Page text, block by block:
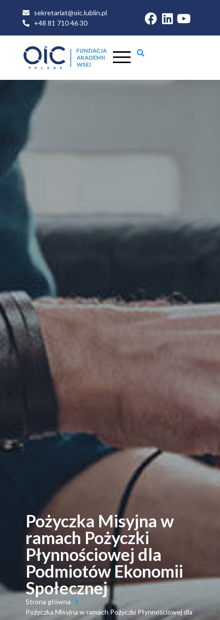
sekretariat@oic.lublin.pl
+48 81 710 46 30
Pożyczka Misyjna w
ramach Pożyczki
Płynnościowej dla
Podmiotów Ekonomii
Społecznej
Strona główna
Pożyczka Misyjna w ramach Pożyczki Płynnościowej dla